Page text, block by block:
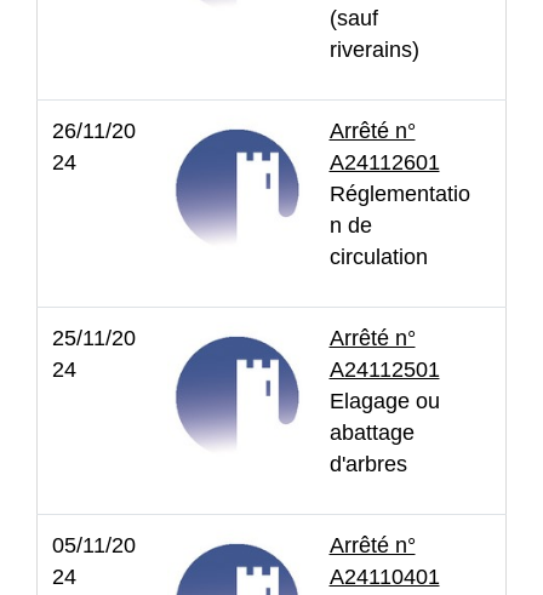
(sauf
riverains)
26/11/20
24
Arrêté n°
A24112601
Réglementatio
n de
circulation
25/11/20
24
Arrêté n°
A24112501
Elagage ou
abattage
d'arbres
05/11/20
24
Arrêté n°
A24110401